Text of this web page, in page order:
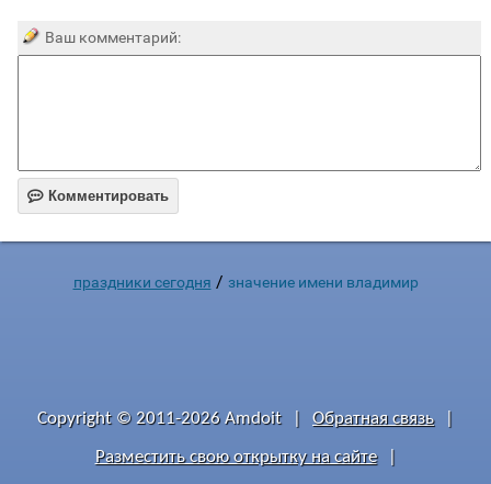
Ваш комментарий:
 Комментировать
праздники сегодня / значение имени владимир
Copyright © 2011-2026 Amdoit Обратная связь
Разместить свою открытку на сайте